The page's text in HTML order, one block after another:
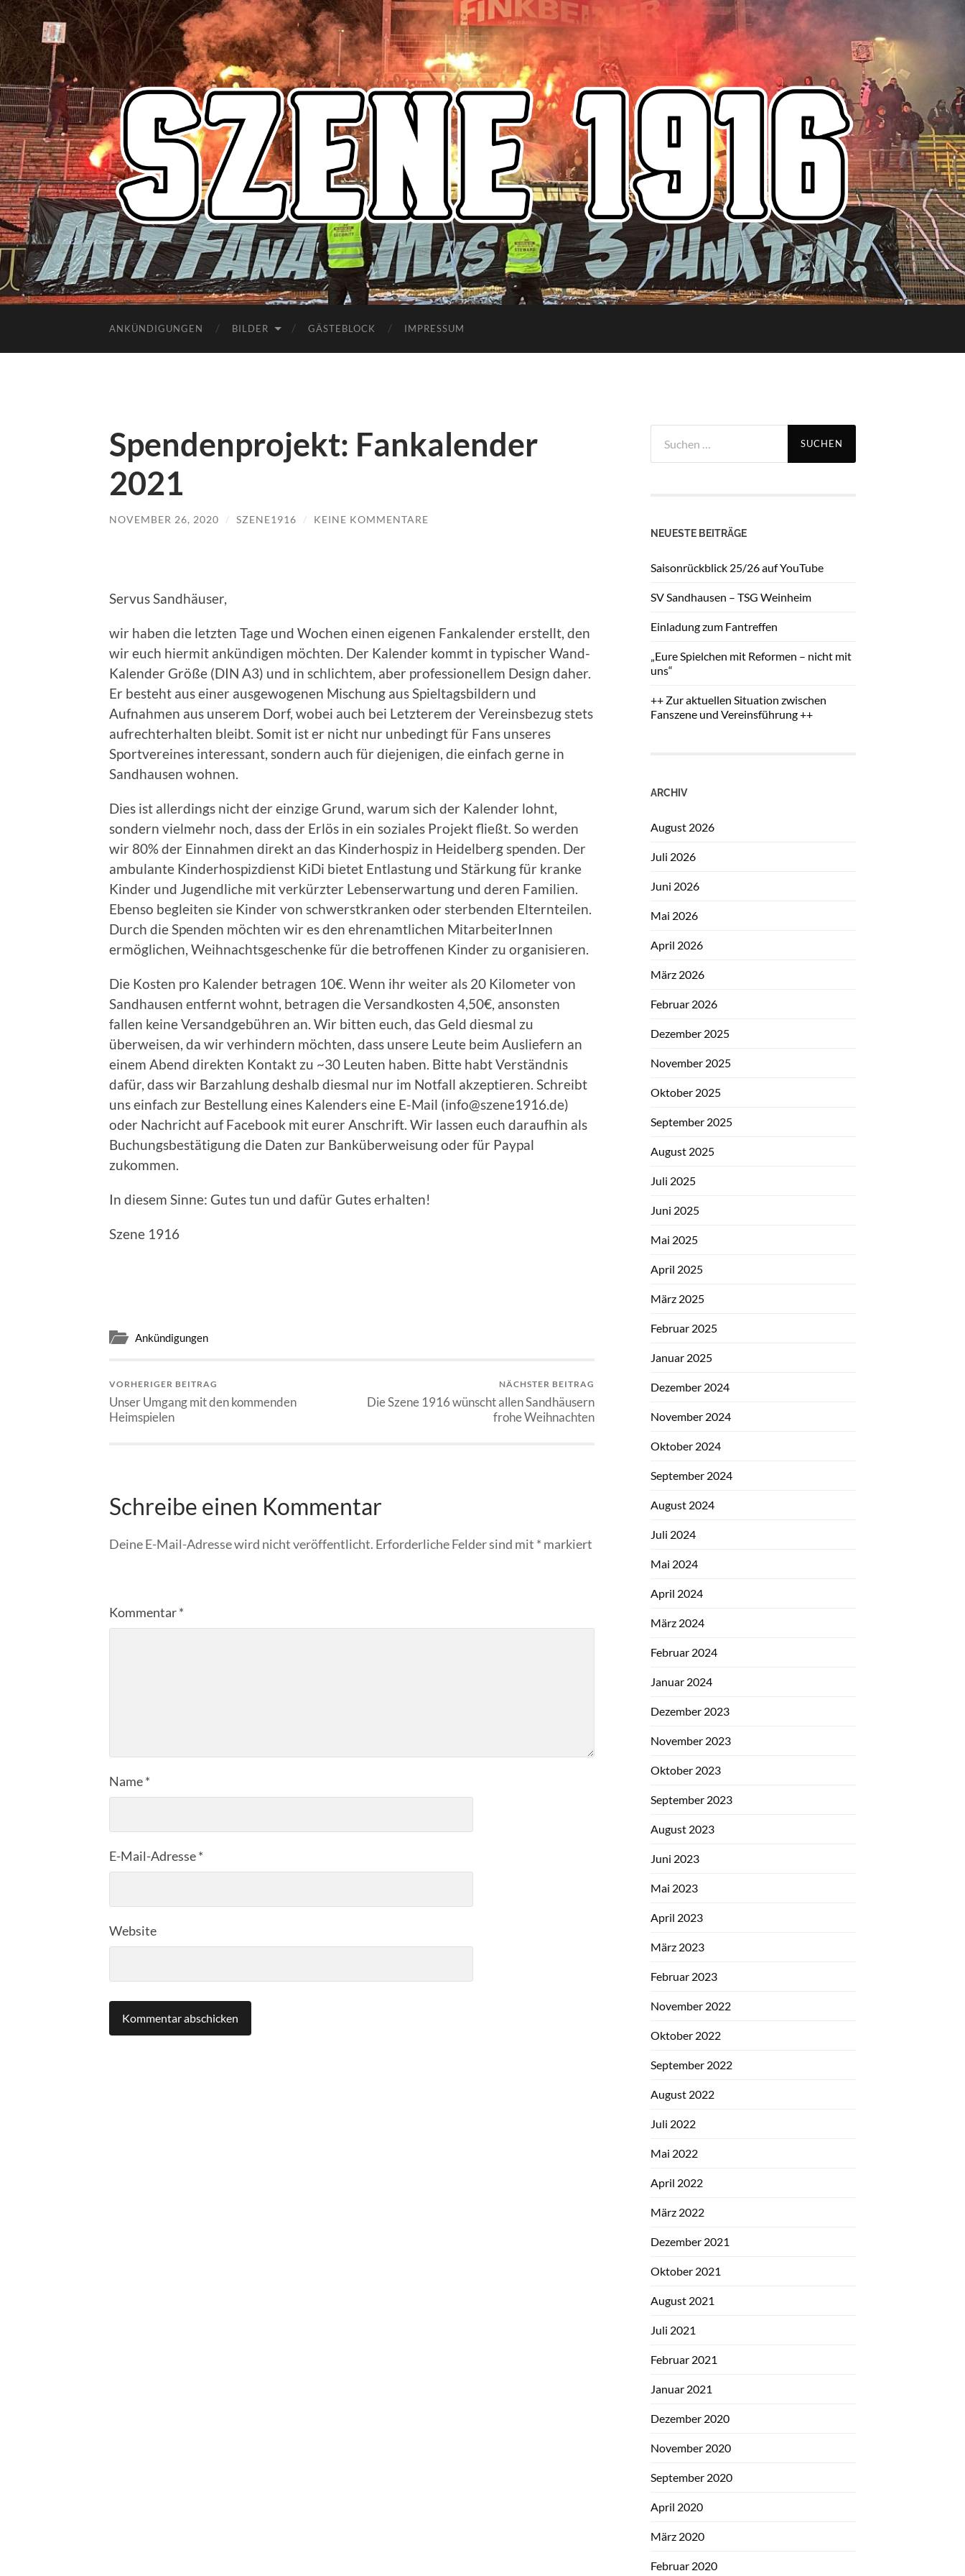
Szene1916
ANKÜNDIGUNGEN BILDER GÄSTEBLOCK IMPRESSUM
Spendenprojekt: Fankalender
2021
NOVEMBER 26, 2020 / SZENE1916 / KEINE KOMMENTARE
Servus Sandhäuser,
wir haben die letzten Tage und Wochen einen eigenen Fankalender erstellt, den
wir euch hiermit ankündigen möchten. Der Kalender kommt in typischer Wand-
Kalender Größe (DIN A3) und in schlichtem, aber professionellem Design daher.
Er besteht aus einer ausgewogenen Mischung aus Spieltagsbildern und
Aufnahmen aus unserem Dorf, wobei auch bei Letzterem der Vereinsbezug stets
aufrechterhalten bleibt. Somit ist er nicht nur unbedingt für Fans unseres
Sportvereines interessant, sondern auch für diejenigen, die einfach gerne in
Sandhausen wohnen.
Dies ist allerdings nicht der einzige Grund, warum sich der Kalender lohnt,
sondern vielmehr noch, dass der Erlös in ein soziales Projekt fließt. So werden
wir 80% der Einnahmen direkt an das Kinderhospiz in Heidelberg spenden. Der
ambulante Kinderhospizdienst KiDi bietet Entlastung und Stärkung für kranke
Kinder und Jugendliche mit verkürzter Lebenserwartung und deren Familien.
Ebenso begleiten sie Kinder von schwerstkranken oder sterbenden Elternteilen.
Durch die Spenden möchten wir es den ehrenamtlichen MitarbeiterInnen
ermöglichen, Weihnachtsgeschenke für die betroffenen Kinder zu organisieren.
Die Kosten pro Kalender betragen 10€. Wenn ihr weiter als 20 Kilometer von
Sandhausen entfernt wohnt, betragen die Versandkosten 4,50€, ansonsten
fallen keine Versandgebühren an. Wir bitten euch, das Geld diesmal zu
überweisen, da wir verhindern möchten, dass unsere Leute beim Ausliefern an
einem Abend direkten Kontakt zu ~30 Leuten haben. Bitte habt Verständnis
dafür, dass wir Barzahlung deshalb diesmal nur im Notfall akzeptieren. Schreibt
uns einfach zur Bestellung eines Kalenders eine E-Mail (info@szene1916.de)
oder Nachricht auf Facebook mit eurer Anschrift. Wir lassen euch daraufhin als
Buchungsbestätigung die Daten zur Banküberweisung oder für Paypal
zukommen.
In diesem Sinne: Gutes tun und dafür Gutes erhalten!
Szene 1916
Ankündigungen
VORHERIGER BEITRAG
Unser Umgang mit den kommenden
Heimspielen
NÄCHSTER BEITRAG
Die Szene 1916 wünscht allen Sandhäusern
frohe Weihnachten
Schreibe einen Kommentar
Deine E-Mail-Adresse wird nicht veröffentlicht. Erforderliche Felder sind mit * markiert
Kommentar*
Name*
E-Mail-Adresse*
Website
nach:
NEUESTE BEITRÄGE
Saisonrückblick 25/26 auf YouTube
SV Sandhausen – TSG Weinheim
Einladung zum Fantreffen
„Eure Spielchen mit Reformen – nicht mit
uns“
++ Zur aktuellen Situation zwischen
Fanszene und Vereinsführung ++
ARCHIV
August 2026
Juli 2026
Juni 2026
Mai 2026
April 2026
März 2026
Februar 2026
Dezember 2025
November 2025
Oktober 2025
September 2025
August 2025
Juli 2025
Juni 2025
Mai 2025
April 2025
März 2025
Februar 2025
Januar 2025
Dezember 2024
November 2024
Oktober 2024
September 2024
August 2024
Juli 2024
Mai 2024
April 2024
März 2024
Februar 2024
Januar 2024
Dezember 2023
November 2023
Oktober 2023
September 2023
August 2023
Juni 2023
Mai 2023
April 2023
März 2023
Februar 2023
November 2022
Oktober 2022
September 2022
August 2022
Juli 2022
Mai 2022
April 2022
März 2022
Dezember 2021
Oktober 2021
August 2021
Juli 2021
Februar 2021
Januar 2021
Dezember 2020
November 2020
September 2020
April 2020
März 2020
Februar 2020